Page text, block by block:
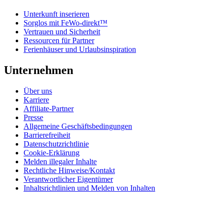
Unterkunft inserieren
Sorglos mit FeWo-direkt™
Vertrauen und Sicherheit
Ressourcen für Partner
Ferienhäuser und Urlaubsinspiration
Unternehmen
Über uns
Karriere
Affiliate-Partner
Presse
Allgemeine Geschäftsbedingungen
Barrierefreiheit
Datenschutzrichtlinie
Cookie-Erklärung
Melden illegaler Inhalte
Rechtliche Hinweise/Kontakt
Verantwortlicher Eigentümer
Inhaltsrichtlinien und Melden von Inhalten